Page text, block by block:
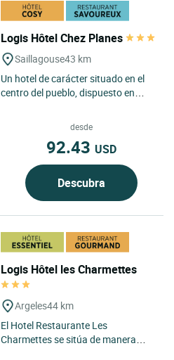
Logis Hôtel Chez Planes
Saillagouse43 km
Un hotel de carácter situado en el
centro del pueblo, dispuesto en
Antiguo albergue de diligencias,...
desde
92.43 USD
Descubra
Logis Hôtel les Charmettes
Argeles44 km
El Hotel Restaurante Les
Charmettes se sitúa de manera